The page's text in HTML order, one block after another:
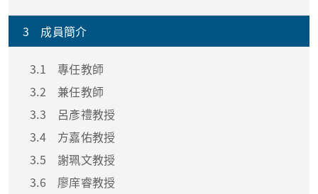
3 成員簡介
3.1
專任教師
3.2
兼任教師
3.3
呂彥禮教授
3.4
方嘉佑教授
3.5
謝珮文教授
3.6
廖庠睿教授